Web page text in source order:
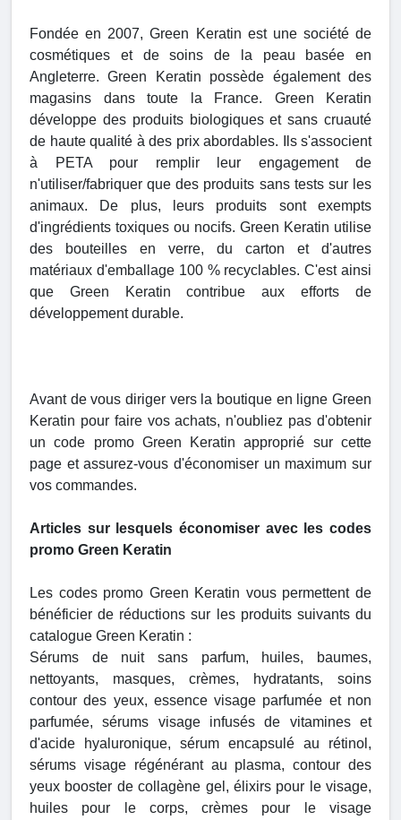
Fondée en 2007, Green Keratin est une société de
cosmétiques et de soins de la peau basée en
Angleterre. Green Keratin possède également des
magasins dans toute la France. Green Keratin
développe des produits biologiques et sans cruauté
de haute qualité à des prix abordables. Ils s'associent
à PETA pour remplir leur engagement de
n'utiliser/fabriquer que des produits sans tests sur les
animaux. De plus, leurs produits sont exempts
d'ingrédients toxiques ou nocifs. Green Keratin utilise
des bouteilles en verre, du carton et d'autres
matériaux d'emballage 100 % recyclables. C'est ainsi
que Green Keratin contribue aux efforts de
développement durable.
Avant de vous diriger vers la boutique en ligne Green
Keratin pour faire vos achats, n'oubliez pas d'obtenir
un code promo Green Keratin approprié sur cette
page et assurez-vous d'économiser un maximum sur
vos commandes.
Articles sur lesquels économiser avec les codes
promo Green Keratin
Les codes promo Green Keratin vous permettent de
bénéficier de réductions sur les produits suivants du
catalogue Green Keratin :
Sérums de nuit sans parfum, huiles, baumes,
nettoyants, masques, crèmes, hydratants, soins
contour des yeux, essence visage parfumée et non
parfumée, sérums visage infusés de vitamines et
d'acide hyaluronique, sérum encapsulé au rétinol,
sérums visage régénérant au plasma, contour des
yeux booster de collagène gel, élixirs pour le visage,
huiles pour le corps, crèmes pour le visage